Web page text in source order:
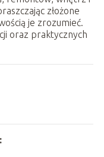
złożone
je zrozumieć.
oraz praktycznych